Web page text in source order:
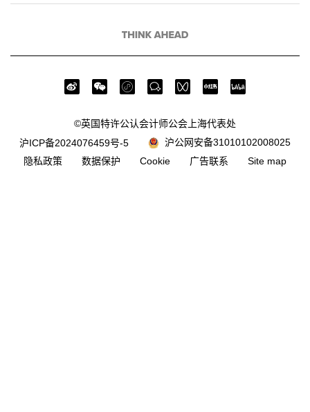
©英国特许公认会计师公会上海代表处
沪ICP备2024076459号-5
沪公网安备31010102008025
隐私政策
数据保护 Cookie 广告联系 Site map